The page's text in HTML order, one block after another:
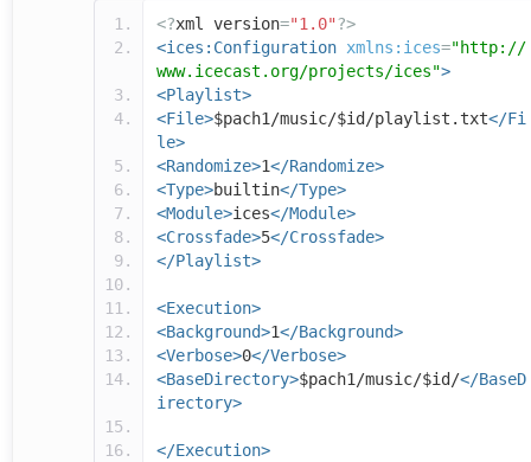
<?xml version="1.0"?>
<ices:Configuration xmlns:ices="http://
www.icecast.org/projects/ices">
<Playlist>
<File>$pach1/music/$id/playlist.txt</Fi
le>
<Randomize>1</Randomize>
<Type>builtin</Type>
<Module>ices</Module>
<Crossfade>5</Crossfade>
</Playlist>
<Execution>
<Background>1</Background>
<Verbose>0</Verbose>
<BaseDirectory>$pach1/music/$id/</BaseD
irectory>
</Execution>